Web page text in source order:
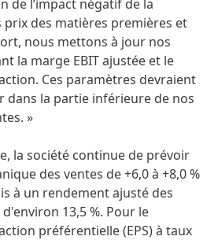
de l’impact négatif de la
prix des matières premières et
nous mettons à jour nos
la marge EBIT ajustée et le
Ces paramètres devraient
dans la partie inférieure de nos
»
la société continue de prévoir
des ventes de +6,0 à +8,0 %
à un rendement ajusté des
d'environ 13,5 %. Pour le
préférentielle(EPS) à taux